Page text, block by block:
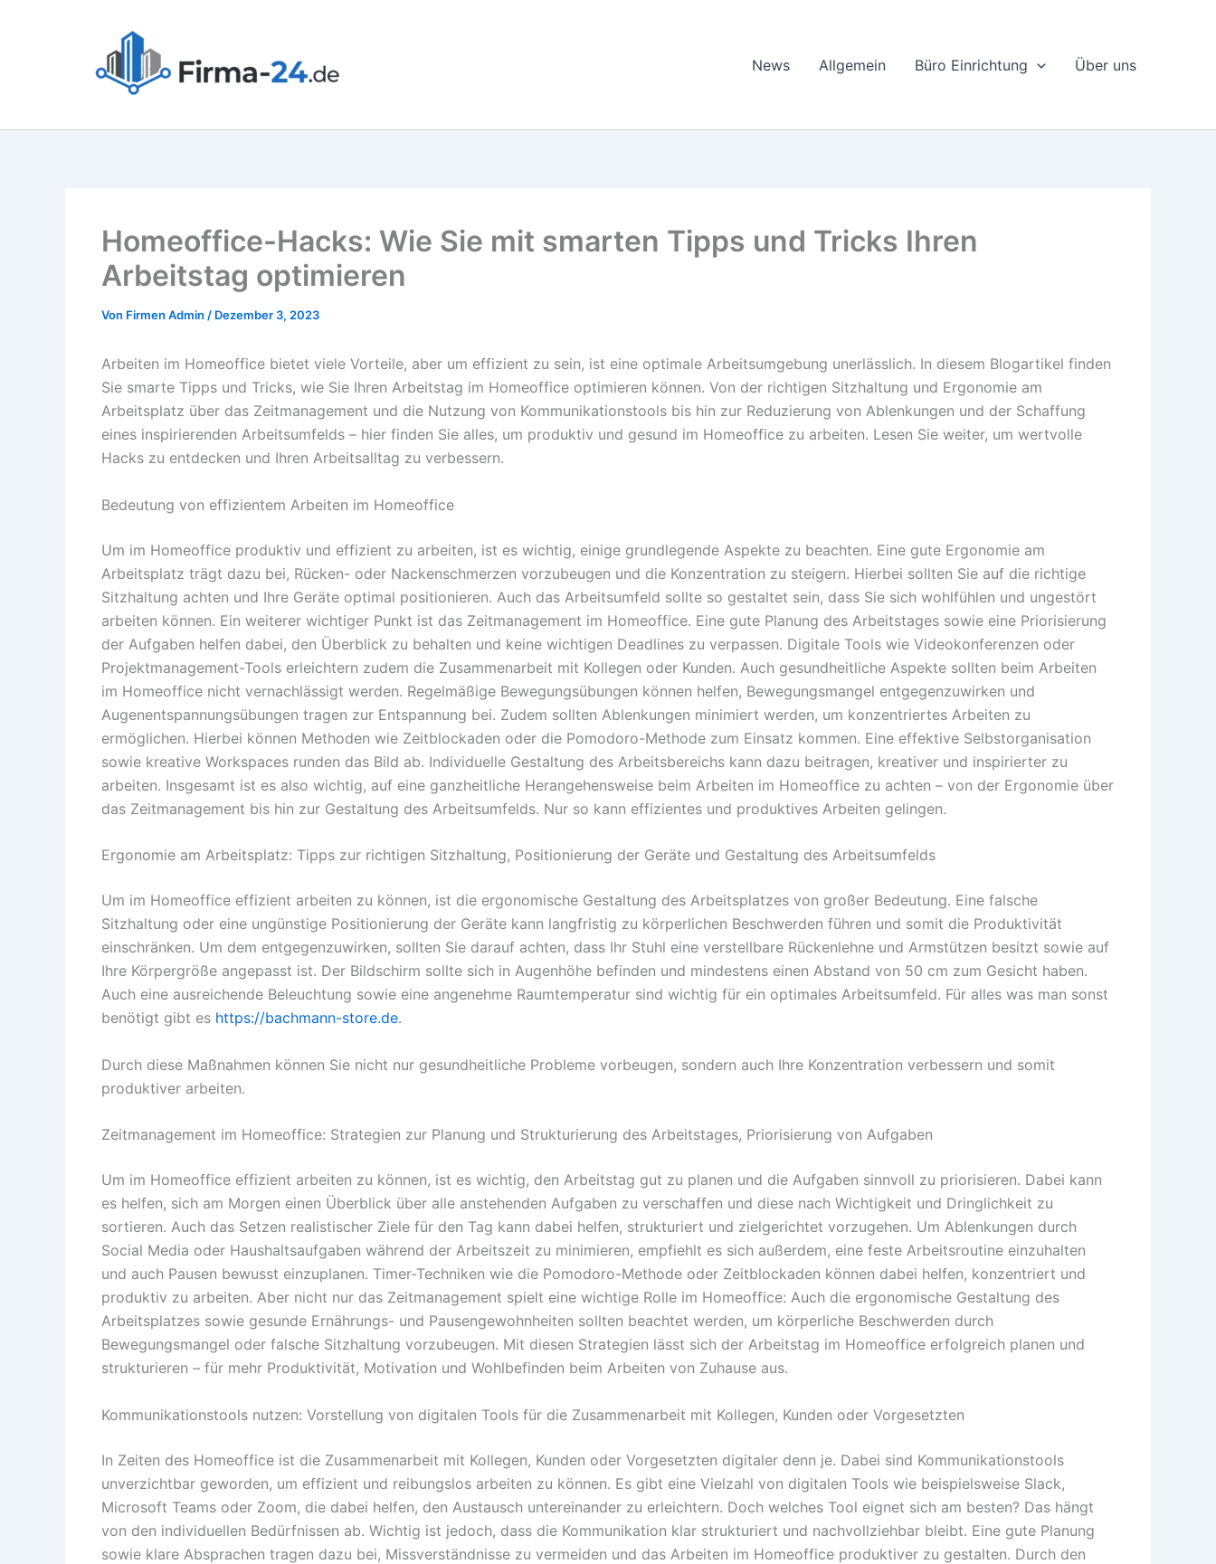
News Allgemein Büro Einrichtung Über uns
Homeoffice-Hacks: Wie Sie mit smarten Tipps und Tricks Ihren
Arbeitstag optimieren
Von Firmen Admin / Dezember 3, 2023
Arbeiten im Homeoffice bietet viele Vorteile, aber um effizient zu sein, ist eine optimale Arbeitsumgebung unerlässlich. In diesem Blogartikel finden
Sie smarte Tipps und Tricks, wie Sie Ihren Arbeitstag im Homeoffice optimieren können. Von der richtigen Sitzhaltung und Ergonomie am
Arbeitsplatz über das Zeitmanagement und die Nutzung von Kommunikationstools bis hin zur Reduzierung von Ablenkungen und der Schaffung
eines inspirierenden Arbeitsumfelds – hier finden Sie alles, um produktiv und gesund im Homeoffice zu arbeiten. Lesen Sie weiter, um wertvolle
Hacks zu entdecken und Ihren Arbeitsalltag zu verbessern.
Bedeutung von effizientem Arbeiten im Homeoffice
Um im Homeoffice produktiv und effizient zu arbeiten, ist es wichtig, einige grundlegende Aspekte zu beachten. Eine gute Ergonomie am
Arbeitsplatz trägt dazu bei, Rücken- oder Nackenschmerzen vorzubeugen und die Konzentration zu steigern. Hierbei sollten Sie auf die richtige
Sitzhaltung achten und Ihre Geräte optimal positionieren. Auch das Arbeitsumfeld sollte so gestaltet sein, dass Sie sich wohlfühlen und ungestört
arbeiten können. Ein weiterer wichtiger Punkt ist das Zeitmanagement im Homeoffice. Eine gute Planung des Arbeitstages sowie eine Priorisierung
der Aufgaben helfen dabei, den Überblick zu behalten und keine wichtigen Deadlines zu verpassen. Digitale Tools wie Videokonferenzen oder
Projektmanagement-Tools erleichtern zudem die Zusammenarbeit mit Kollegen oder Kunden. Auch gesundheitliche Aspekte sollten beim Arbeiten
im Homeoffice nicht vernachlässigt werden. Regelmäßige Bewegungsübungen können helfen, Bewegungsmangel entgegenzuwirken und
Augenentspannungsübungen tragen zur Entspannung bei. Zudem sollten Ablenkungen minimiert werden, um konzentriertes Arbeiten zu
ermöglichen. Hierbei können Methoden wie Zeitblockaden oder die Pomodoro-Methode zum Einsatz kommen. Eine effektive Selbstorganisation
sowie kreative Workspaces runden das Bild ab. Individuelle Gestaltung des Arbeitsbereichs kann dazu beitragen, kreativer und inspirierter zu
arbeiten. Insgesamt ist es also wichtig, auf eine ganzheitliche Herangehensweise beim Arbeiten im Homeoffice zu achten – von der Ergonomie über
das Zeitmanagement bis hin zur Gestaltung des Arbeitsumfelds. Nur so kann effizientes und produktives Arbeiten gelingen.
Ergonomie am Arbeitsplatz: Tipps zur richtigen Sitzhaltung, Positionierung der Geräte und Gestaltung des Arbeitsumfelds
Um im Homeoffice effizient arbeiten zu können, ist die ergonomische Gestaltung des Arbeitsplatzes von großer Bedeutung. Eine falsche
Sitzhaltung oder eine ungünstige Positionierung der Geräte kann langfristig zu körperlichen Beschwerden führen und somit die Produktivität
einschränken. Um dem entgegenzuwirken, sollten Sie darauf achten, dass Ihr Stuhl eine verstellbare Rückenlehne und Armstützen besitzt sowie auf
Ihre Körpergröße angepasst ist. Der Bildschirm sollte sich in Augenhöhe befinden und mindestens einen Abstand von 50 cm zum Gesicht haben.
Auch eine ausreichende Beleuchtung sowie eine angenehme Raumtemperatur sind wichtig für ein optimales Arbeitsumfeld. Für alles was man sonst
benötigt gibt es https://bachmann-store.de.
Durch diese Maßnahmen können Sie nicht nur gesundheitliche Probleme vorbeugen, sondern auch Ihre Konzentration verbessern und somit
produktiver arbeiten.
Zeitmanagement im Homeoffice: Strategien zur Planung und Strukturierung des Arbeitstages, Priorisierung von Aufgaben
Um im Homeoffice effizient arbeiten zu können, ist es wichtig, den Arbeitstag gut zu planen und die Aufgaben sinnvoll zu priorisieren. Dabei kann
es helfen, sich am Morgen einen Überblick über alle anstehenden Aufgaben zu verschaffen und diese nach Wichtigkeit und Dringlichkeit zu
sortieren. Auch das Setzen realistischer Ziele für den Tag kann dabei helfen, strukturiert und zielgerichtet vorzugehen. Um Ablenkungen durch
Social Media oder Haushaltsaufgaben während der Arbeitszeit zu minimieren, empfiehlt es sich außerdem, eine feste Arbeitsroutine einzuhalten
und auch Pausen bewusst einzuplanen. Timer-Techniken wie die Pomodoro-Methode oder Zeitblockaden können dabei helfen, konzentriert und
produktiv zu arbeiten. Aber nicht nur das Zeitmanagement spielt eine wichtige Rolle im Homeoffice: Auch die ergonomische Gestaltung des
Arbeitsplatzes sowie gesunde Ernährungs- und Pausengewohnheiten sollten beachtet werden, um körperliche Beschwerden durch
Bewegungsmangel oder falsche Sitzhaltung vorzubeugen. Mit diesen Strategien lässt sich der Arbeitstag im Homeoffice erfolgreich planen und
strukturieren – für mehr Produktivität, Motivation und Wohlbefinden beim Arbeiten von Zuhause aus.
Kommunikationstools nutzen: Vorstellung von digitalen Tools für die Zusammenarbeit mit Kollegen, Kunden oder Vorgesetzten
In Zeiten des Homeoffice ist die Zusammenarbeit mit Kollegen, Kunden oder Vorgesetzten digitaler denn je. Dabei sind Kommunikationstools
unverzichtbar geworden, um effizient und reibungslos arbeiten zu können. Es gibt eine Vielzahl von digitalen Tools wie beispielsweise Slack,
Microsoft Teams oder Zoom, die dabei helfen, den Austausch untereinander zu erleichtern. Doch welches Tool eignet sich am besten? Das hängt
von den individuellen Bedürfnissen ab. Wichtig ist jedoch, dass die Kommunikation klar strukturiert und nachvollziehbar bleibt. Eine gute Planung
sowie klare Absprachen tragen dazu bei, Missverständnisse zu vermeiden und das Arbeiten im Homeoffice produktiver zu gestalten. Durch den